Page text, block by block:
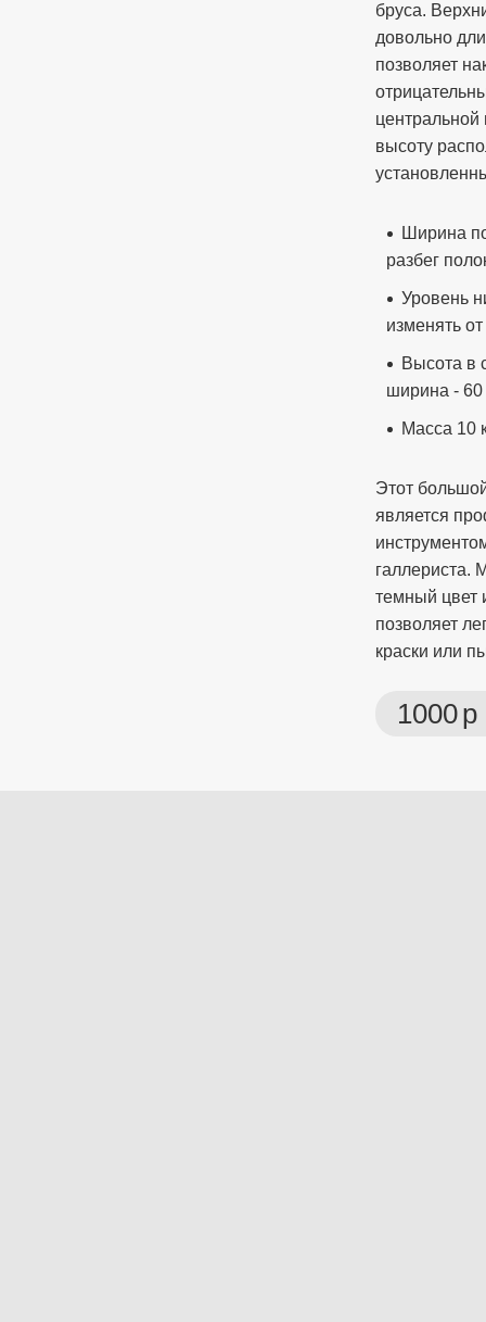
бруса.
довольно
позволяет
центральной
высоту
Ширина
разбег
Уровень
изменять
Высота в
ширина - 60
Масса 10
Этот
является
галлериста.
темный цвет
позволяет
краски или
1000р